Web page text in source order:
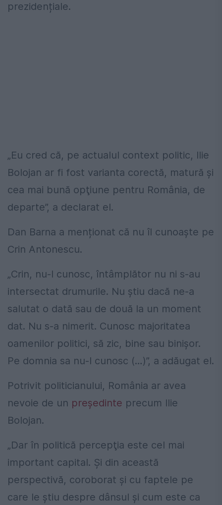
prezidențiale.
„Eu cred că, pe actualul context politic, Ilie
Bolojan ar fi fost varianta corectă, matură şi
cea mai bună opţiune pentru România, de
departe”, a declarat el.
Dan Barna a menționat că nu îl cunoaște pe
Crin Antonescu.
„Crin, nu-l cunosc, întâmplător nu ni s-au
intersectat drumurile. Nu ştiu dacă ne-a
salutat o dată sau de două la un moment
dat. Nu s-a nimerit. Cunosc majoritatea
oamenilor politici, să zic, bine sau binişor.
Pe domnia sa nu-l cunosc (…)”, a adăugat el.
Potrivit politicianului, România ar avea
nevoie de un președinte precum Ilie
Bolojan.
„Dar în politică percepţia este cel mai
important capital. Şi din această
perspectivă, coroborat şi cu faptele pe
care le ştiu despre dânsul şi cum este ca